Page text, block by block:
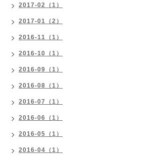
2017-02（1）
2017-01（2）
2016-11（1）
2016-10（1）
2016-09（1）
2016-08（1）
2016-07（1）
2016-06（1）
2016-05（1）
2016-04（1）